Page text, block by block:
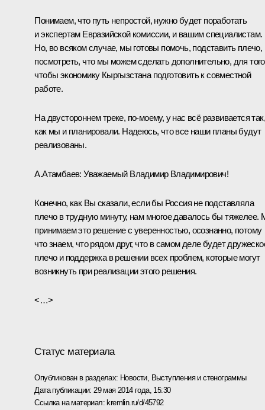
Понимаем, что путь непростой, нужно будет поработать
и экспертам Евразийской комиссии, и вашим специалистам.
Но, во всяком случае, мы готовы помочь, подставить плечо,
посмотреть, что мы можем сделать дополнительно, для того
чтобы экономику Кыргызстана подготовить к совместной
работе.
На двустороннем треке, по‑моему, у нас всё развивается так,
как мы и планировали. Надеюсь, что все наши планы будут
реализованы.
А.Атамбаев: Уважаемый Владимир Владимирович!
Конечно, как Вы сказали, если бы Россия не подставляла
плечо в трудную минуту, нам многое давалось бы тяжелее.
принимаем это решение с уверенностью, осознанно, потому
что знаем, что рядом друг, что в самом деле будет
плечо и поддержка в решении всех проблем, которые могут
возникнуть при реализации этого решения.
<…>
Статус материала
Опубликован в разделах: Новости, Выступления и стенограммы
Дата публикации: 29 мая 2014 года, 15:30
Ссылка на материал: kremlin.ru/d/45792